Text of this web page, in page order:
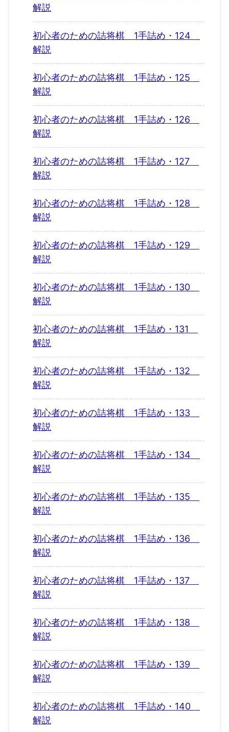
解説
初心者のための詰将棋 1手詰め・124
解説
初心者のための詰将棋 1手詰め・125
解説
初心者のための詰将棋 1手詰め・126
解説
初心者のための詰将棋 1手詰め・127
解説
初心者のための詰将棋 1手詰め・128
解説
初心者のための詰将棋 1手詰め・129
解説
初心者のための詰将棋 1手詰め・130
解説
初心者のための詰将棋 1手詰め・131
解説
初心者のための詰将棋 1手詰め・132
解説
初心者のための詰将棋 1手詰め・133
解説
初心者のための詰将棋 1手詰め・134
解説
初心者のための詰将棋 1手詰め・135
解説
初心者のための詰将棋 1手詰め・136
解説
初心者のための詰将棋 1手詰め・137
解説
初心者のための詰将棋 1手詰め・138
解説
初心者のための詰将棋 1手詰め・139
解説
初心者のための詰将棋 1手詰め・140
解説